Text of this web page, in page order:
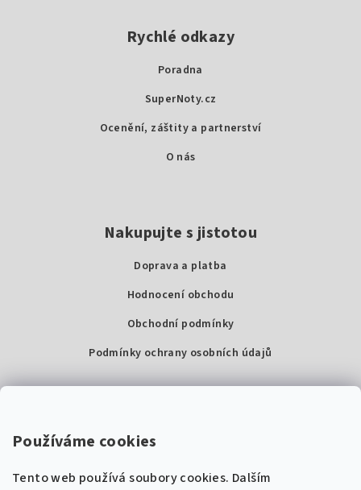
Používáme cookies
Tento web používá soubory cookies. Dalším
Rychlé odkazy
Poradna
SuperNoty.cz
Ocenění, záštity a partnerství
O nás
Nakupujte s jistotou
Doprava a platba
Hodnocení obchodu
Obchodní podmínky
Podmínky ochrany osobních údajů
Super Noty, s.r.o.
IČ: 04568672